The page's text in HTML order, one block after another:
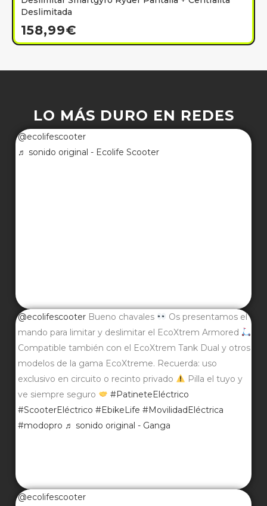
Deslimitada
158,99€
LO MÁS DURO EN REDES
@ecolifescooter
♬ sonido original - Ecolife Scooter
@ecolifescooter Bueno chavales
Os presentamos el
mando para limitar y deslimitar el EcoXtrem Armored
Compatible también con el EcoXtrem Tank Dual y otros
modelos de la gama EcoXtreme. Recuerda: uso
exclusivo en circuito o recinto privado
Pilla el tuyo y
ve siempre seguro
#PatineteEléctrico
#ScooterEléctrico #EbikeLife #MovilidadEléctrica
#modopro ♬ sonido original - Ganga
@ecolifescooter